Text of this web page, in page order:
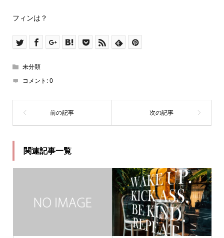
フィンは？
未分類
コメント:0
関連記事一覧